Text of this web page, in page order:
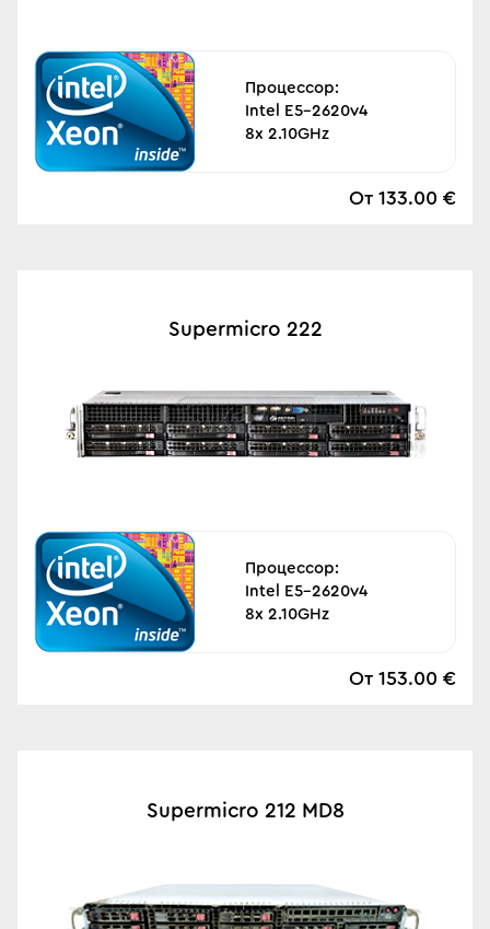
Процессор:
Intel E5-2620v4
8x 2.10GHz
От 133.00 €
Supermicro 222
Процессор:
Intel E5-2620v4
8x 2.10GHz
От 153.00 €
Supermicro 212 MD8